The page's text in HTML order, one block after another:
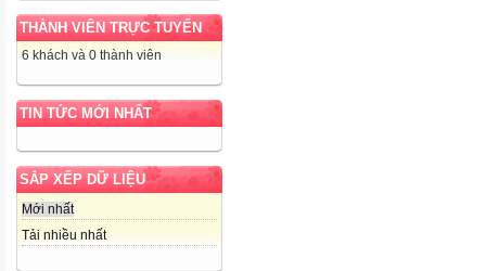
THÀNH VIÊN TRỰC TUYẾN
6 khách và 0 thành viên
TIN TỨC MỚI NHẤT
SẮP XẾP DỮ LIỆU
Mới nhất
Tải nhiều nhất